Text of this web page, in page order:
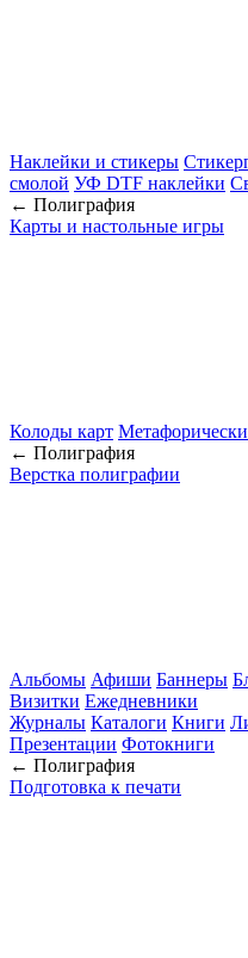
Наклейки и стикеры
смолой УФ DTF наклейки
← Полиграфия
Карты и настольные игры
Колоды карт
← Полиграфия
Верстка полиграфии
Альбомы Афиши Баннеры
Визитки Ежедневники
Журналы Каталоги Книги
Презентации Фотокниги
← Полиграфия
Подготовка к печати